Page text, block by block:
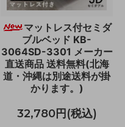
マットレス付セミダ
ブルベッド KB-
3064SD-3301 メーカー
直送商品 送料無料(北海
道・沖縄は別途送料が掛
かります。)
32,780円(税込)